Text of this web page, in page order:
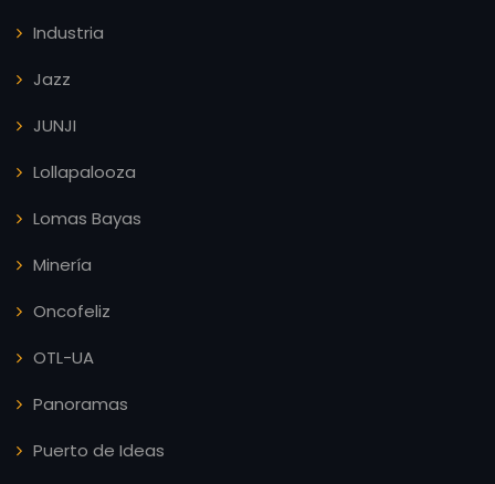
Industria
Jazz
JUNJI
Lollapalooza
Lomas Bayas
Minería
Oncofeliz
OTL-UA
Panoramas
Puerto de Ideas